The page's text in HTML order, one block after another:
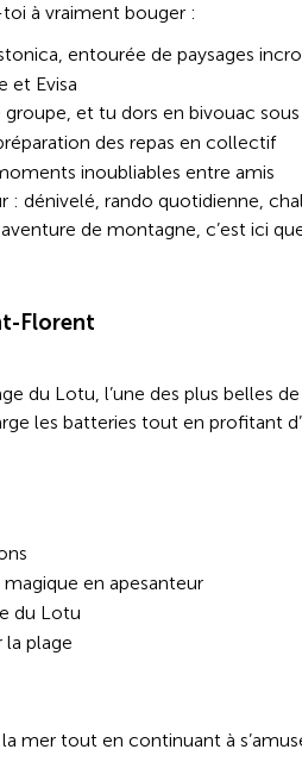
à vraiment bouger :
entourée de paysages
et Evisa
et tu dors en bivouac sous
des repas en collectif
inoubliables entre amis
: dénivelé, rando quotidienne,
de montagne, c’est ici
Florent
du Lotu, l’une des plus belles
les batteries tout en profitant
en apesanteur
du Lotu
plage
mer tout en continuant à